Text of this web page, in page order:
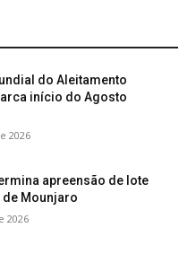
do Aleitamento
início do Agosto
2026
apreensão de lote
Mounjaro
2026